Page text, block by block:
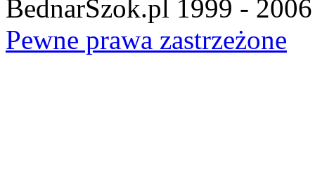
BednarSzok.pl 1999 - 2006
Pewne prawa zastrzeżone